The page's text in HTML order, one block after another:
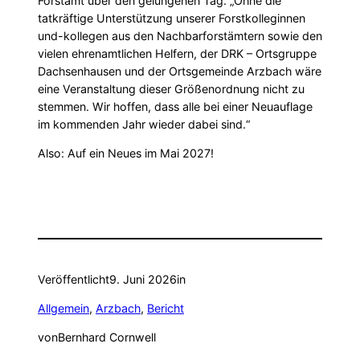
tatkräftige Unterstützung unserer Forstkolleginnen
und-kollegen aus den Nachbarforstämtern sowie den
vielen ehrenamtlichen Helfern, der DRK – Ortsgruppe
Dachsenhausen und der Ortsgemeinde Arzbach wäre
eine Veranstaltung dieser Größenordnung nicht zu
stemmen. Wir hoffen, dass alle bei einer Neuauflage
im kommenden Jahr wieder dabei sind.“
Also: Auf ein Neues im Mai 2027!
Veröffentlicht9. Juni 2026in
Allgemein, Arzbach, Bericht
vonBernhard Cornwell